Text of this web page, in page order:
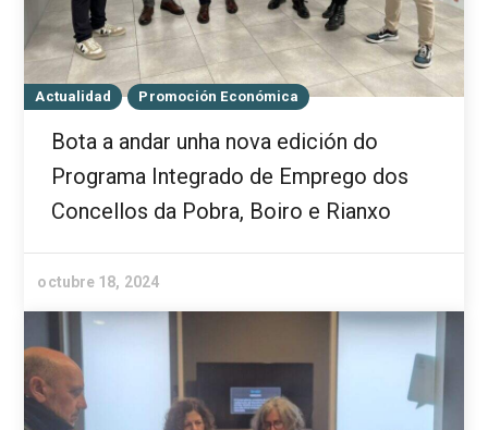
Actualidad Promoción Económica
Bota a andar unha nova edición do
Programa Integrado de Emprego dos
Concellos da Pobra, Boiro e Rianxo
octubre 18, 2024